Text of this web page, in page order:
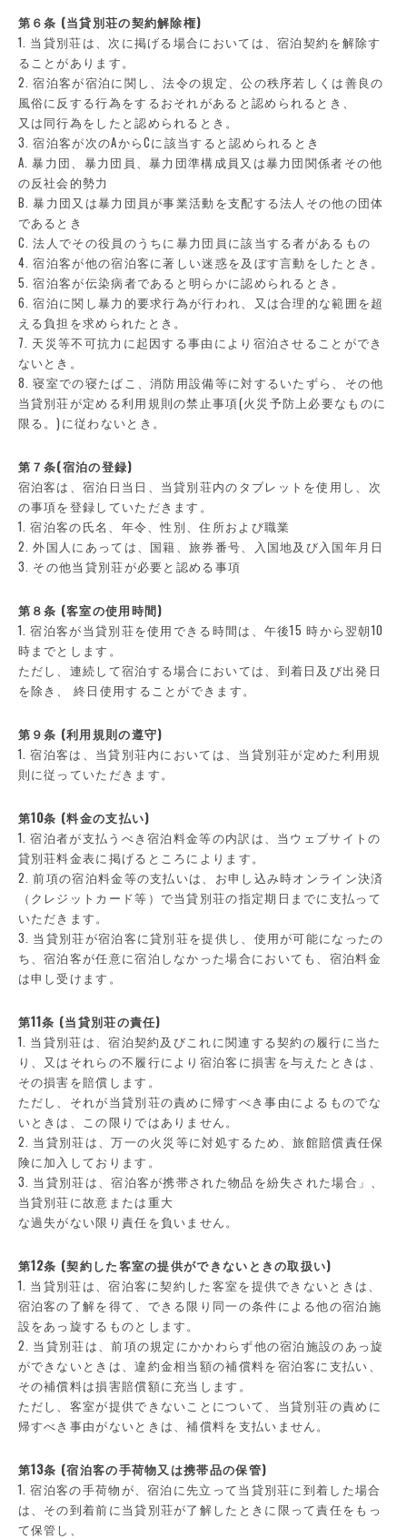
第６条 (当貸別荘の契約解除権)
1. 当貸別荘は、次に掲げる場合においては、宿泊契約を解除す
ることがあります。
2. 宿泊客が宿泊に関し、法令の規定、公の秩序若しくは善良の
風俗に反する行為をするおそれがあると認められるとき、
又は同行為をしたと認められるとき。
3. 宿泊客が次のAからCに該当すると認められるとき
A. 暴力団、暴力団員、暴力団準構成員又は暴力団関係者その他
の反社会的勢力
B. 暴力団又は暴力団員が事業活動を支配する法人その他の団体
であるとき
C. 法人でその役員のうちに暴力団員に該当する者があるもの
4. 宿泊客が他の宿泊客に著しい迷惑を及ぼす言動をしたとき。
5. 宿泊客が伝染病者であると明らかに認められるとき。
6. 宿泊に関し暴力的要求行為が行われ、又は合理的な範囲を超
える負担を求められたとき。
7. 天災等不可抗力に起因する事由により宿泊させることができ
ないとき。
8. 寝室での寝たばこ、消防用設備等に対するいたずら、その他
当貸別荘が定める利用規則の禁止事項(火災予防上必要なものに
限る。)に従わないとき。
第７条(宿泊の登録)
宿泊客は、宿泊日当日、当貸別荘内のタブレットを使用し、次
の事項を登録していただきます。
1. 宿泊客の氏名、年令、性別、住所および職業
2. 外国人にあっては、国籍、旅券番号、入国地及び入国年月日
3. その他当貸別荘が必要と認める事項
第８条 (客室の使用時間)
1. 宿泊客が当貸別荘を使用できる時間は、午後15 時から翌朝10
時までとします。
ただし、連続して宿泊する場合においては、到着日及び出発日
を除き、 終日使用することができます。
第９条 (利用規則の遵守)
1. 宿泊客は、当貸別荘内においては、当貸別荘が定めた利用規
則に従っていただきます。
第10条 (料金の支払い)
1. 宿泊者が支払うべき宿泊料金等の内訳は、当ウェブサイトの
貸別荘料金表に掲げるところによります。
2. 前項の宿泊料金等の支払いは、お申し込み時オンライン決済
（クレジットカード等）で当貸別荘の指定期日までに支払って
いただきます。
3. 当貸別荘が宿泊客に貸別荘を提供し、使用が可能になったの
ち、宿泊客が任意に宿泊しなかった場合においても、宿泊料金
は申し受けます。
第11条 (当貸別荘の責任)
1. 当貸別荘は、宿泊契約及びこれに関連する契約の履行に当た
り、又はそれらの不履行により宿泊客に損害を与えたときは、
その損害を賠償します。
ただし、それが当貸別荘の責めに帰すべき事由によるものでな
いときは、この限りではありません。
2. 当貸別荘は、万一の火災等に対処するため、旅館賠償責任保
険に加入しております。
3. 当貸別荘は、宿泊客が携帯された物品を紛失された場合」、
当貸別荘に故意または重大
な過失がない限り責任を負いません。
第12条 (契約した客室の提供ができないときの取扱い)
1. 当貸別荘は、宿泊客に契約した客室を提供できないときは、
宿泊客の了解を得て、できる限り同一の条件による他の宿泊施
設をあっ旋するものとします。
2. 当貸別荘は、前項の規定にかかわらず他の宿泊施設のあっ旋
ができないときは、違約金相当額の補償料を宿泊客に支払い、
その補償料は損害賠償額に充当します。
ただし、客室が提供できないことについて、当貸別荘の責めに
帰すべき事由がないときは、補償料を支払いません。
第13条 (宿泊客の手荷物又は携帯品の保管)
1. 宿泊客の手荷物が、宿泊に先立って当貸別荘に到着した場合
は、その到着前に当貸別荘が了解したときに限って責任をもっ
て保管し、